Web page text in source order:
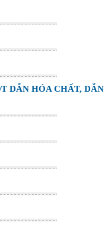
DẪN HÓA CHẤT, DẪN